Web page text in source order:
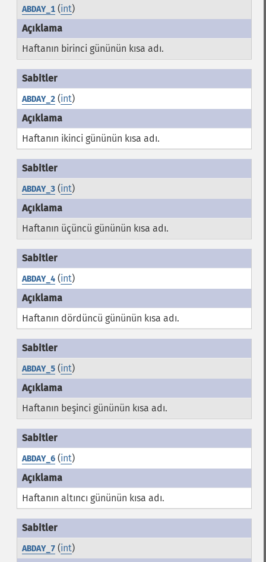
ABDAY_1(int)
Haftanın birinci gününün kısa adı.
ABDAY_2(int)
Haftanın ikinci gününün kısa adı.
ABDAY_3(int)
Haftanın üçüncü gününün kısa adı.
ABDAY_4(int)
Haftanın dördüncü gününün kısa adı.
ABDAY_5(int)
Haftanın beşinci gününün kısa adı.
ABDAY_6(int)
Haftanın altıncı gününün kısa adı.
ABDAY_7(int)